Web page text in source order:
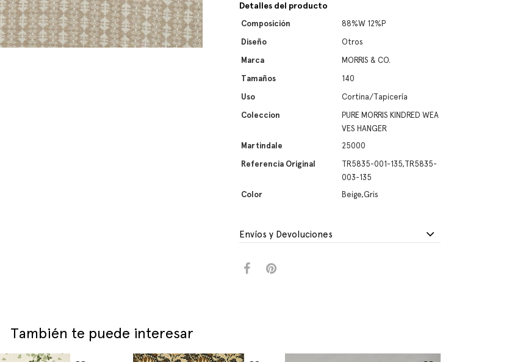
Detalles del producto
Composición
88%W 12%P
Diseño
Otros
Marca
MORRIS & CO.
Tamaños
140
Uso
Cortina/Tapicería
Coleccion
PURE MORRIS KINDRED WEA
VES HANGER
Martindale
25000
Referencia Original
TR5835-001-135,TR5835-
003-135
Color
Beige,Gris
Envíos y Devoluciones
También te puede interesar